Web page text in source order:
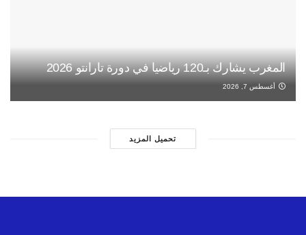
المغرب يشارك بـ120 رياضيا في دورة تارانتو 2026
أغسطس 7, 2026
تحميل المزيد